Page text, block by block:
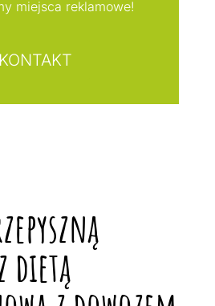
miejsca reklamowe!
KONTAKT
dietą